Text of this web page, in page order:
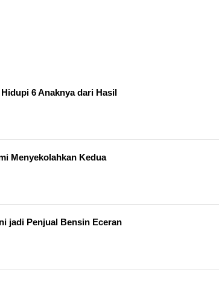
6 Anaknya dari Hasil
Menyekolahkan Kedua
jadi Penjual Bensin Eceran